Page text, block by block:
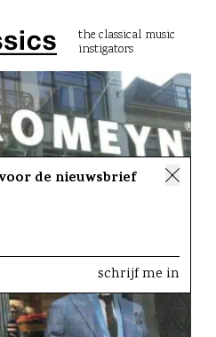
the classical music
instigators
de nieuwsbrief